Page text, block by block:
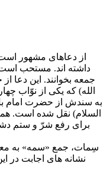
از دعاهاى مشهور
داشته اند. مستحب
جمعه بخوانند. این دعا
الله) که یکى از نوّاب
به سندش از حضرت امام
السلام) نقل شده است.
براى رفع شرّ و ستم
سِمات، جمع «سمه» به